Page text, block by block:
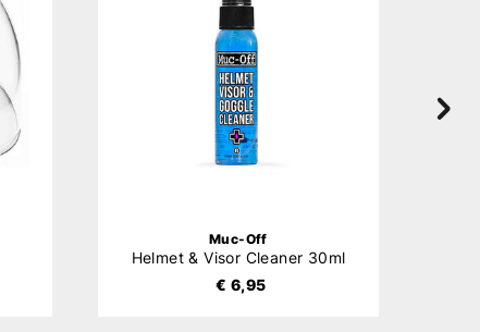
Muc-Off
Helmet & Visor Cleaner 30ml
€ 6,95